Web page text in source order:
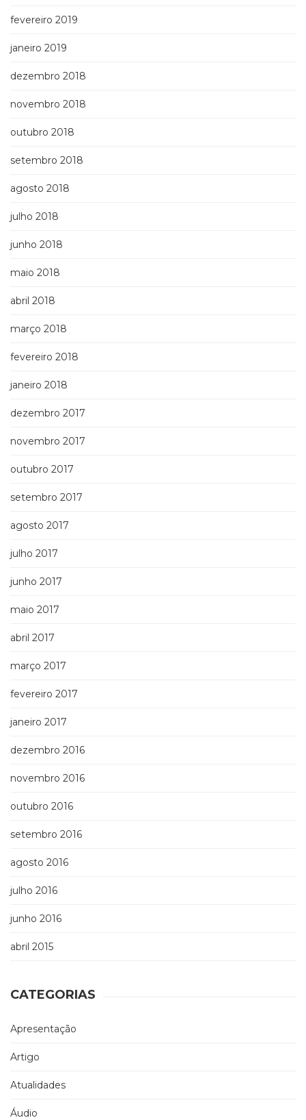
fevereiro 2019
janeiro 2019
dezembro 2018
novembro 2018
outubro 2018
setembro 2018
agosto 2018
julho 2018
junho 2018
maio 2018
abril 2018
março 2018
fevereiro 2018
janeiro 2018
dezembro 2017
novembro 2017
outubro 2017
setembro 2017
agosto 2017
julho 2017
junho 2017
maio 2017
abril 2017
março 2017
fevereiro 2017
janeiro 2017
dezembro 2016
novembro 2016
outubro 2016
setembro 2016
agosto 2016
julho 2016
junho 2016
abril 2015
CATEGORIAS
Apresentação
Artigo
Atualidades
Áudio